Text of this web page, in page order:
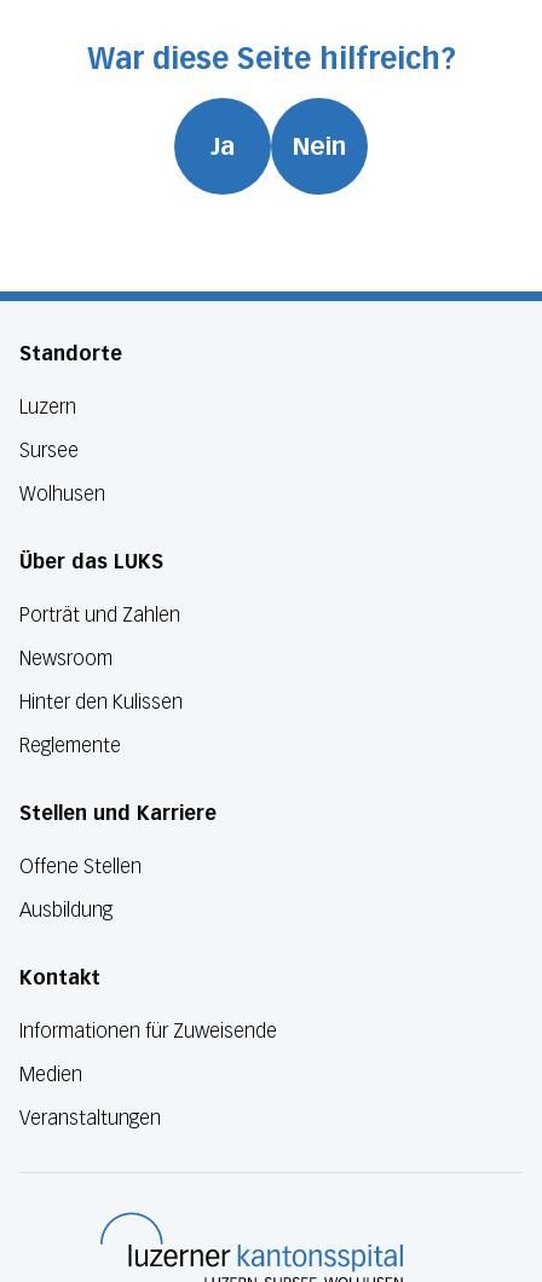
War diese Seite hilfreich?
Ja Nein
Standorte
Luzern
Sursee
Wolhusen
Über das LUKS
Porträt und Zahlen
Newsroom
Hinter den Kulissen
Reglemente
Stellen und Karriere
Offene Stellen
Ausbildung
Kontakt
Informationen für Zuweisende
Medien
Veranstaltungen